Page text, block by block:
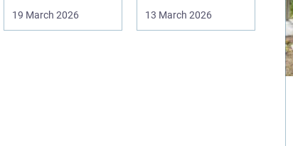
også familie, arbej...
19 March 2026
afgørende at have
13 March 2026